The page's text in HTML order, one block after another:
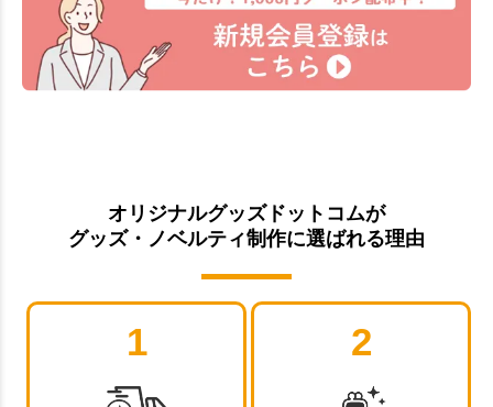
オリジナルグッズドットコムが
グッズ・ノベルティ制作に選ばれる理由
1 2